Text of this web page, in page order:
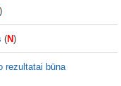
Rašomasis stalas ir kėdė mokiniui: kaip išsirinkti?
d.
)
(N)
rezultatai būna